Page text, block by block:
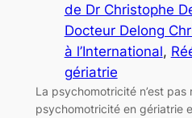
de Dr Christophe
Docteur Delong
à l’International,
gériatrie
La psychomotricité n’est
psychomotricité en gériatrie